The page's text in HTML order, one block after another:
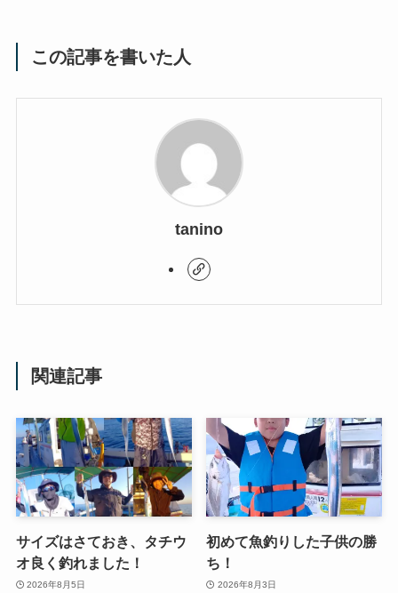
この記事を書いた人
tanino
関連記事
サイズはさておき、タチウ
オ良く釣れました！
2026年8月5日
初めて魚釣りした子供の勝
ち！
2026年8月3日